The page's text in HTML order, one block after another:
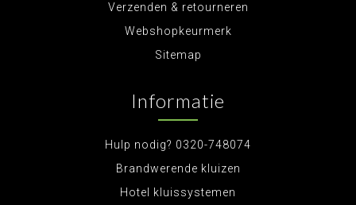
Verzenden & retourneren
Webshopkeurmerk
Sitemap
Informatie
Hulp nodig? 0320-748074
Brandwerende kluizen
Hotel kluissystemen